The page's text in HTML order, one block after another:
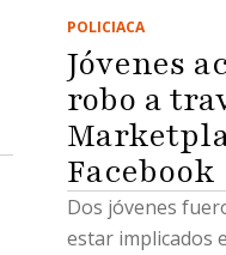
POLICIACA
Jóvenes
robo a
Facebook
Dos jóvenes
estar implicados